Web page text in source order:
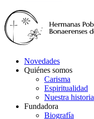
Novedades
Quiénes somos
Carisma
Espiritualidad
Nuestra historia
Fundadora
Biografía